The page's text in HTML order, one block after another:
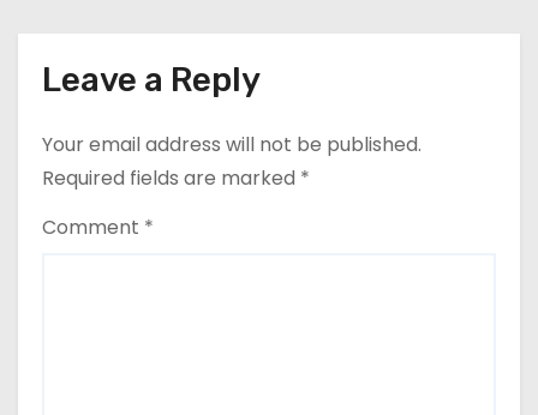
Required fields are marked*
Comment*